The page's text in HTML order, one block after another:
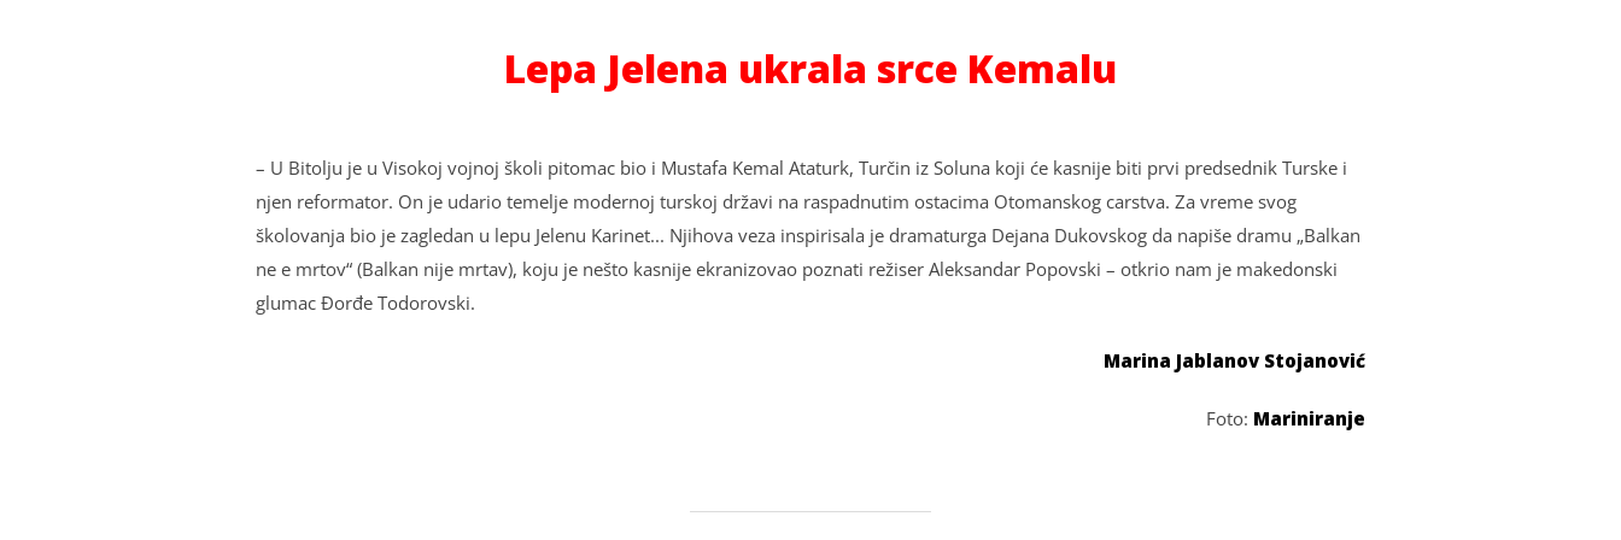
Lepa Jelena ukrala srce Kemalu
– U Bitolju je u Visokoj vojnoj školi pitomac bio i Mustafa Kemal Ataturk, Turčin iz Soluna koji će kasnije biti prvi predsednik Turske i
njen reformator. On je udario temelje modernoj turskoj državi na raspadnutim ostacima Otomanskog carstva. Za vreme svog
školovanja bio je zagledan u lepu Jelenu Karinet... Njihova veza inspirisala je dramaturga Dejana Dukovskog da napiše dramu „Balkan
ne e mrtov“ (Balkan nije mrtav), koju je nešto kasnije ekranizovao poznati režiser Aleksandar Popovski – otkrio nam je makedonski
glumac Đorđe Todorovski.
Marina Jablanov Stojanović
Foto: Mariniranje